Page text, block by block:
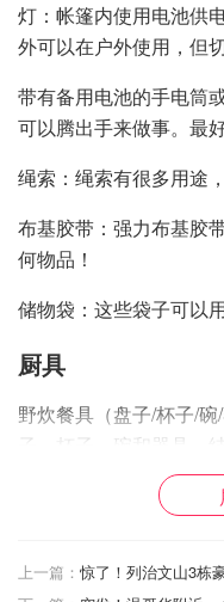
灯：帐篷内使用电池供
外可以在户外使用，但
带有备用电池的手电筒
可以腾出手来做事。最
绳索：绳索有很多用途
布基胶带：强力布基胶
何物品！
储物袋：这些袋子可以
厨具
野炊餐具（盘子/杯子/
子、杯子、碗和器具，
露营用炉：露营用炉种
燃料：燃料的形状和种
上一篇： 惊了！列治文山3栋